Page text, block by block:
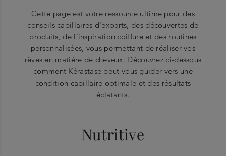
Cette page est votre ressource ultime pour des
conseils capillaires d'experts, des découvertes de
produits, de l'inspiration coiffure et des routines
personnalisées, vous permettant de réaliser vos
rêves en matière de cheveux. Découvrez ci-dessous
comment Kérastase peut vous guider vers une
condition capillaire optimale et des résultats
éclatants.
Nutritive